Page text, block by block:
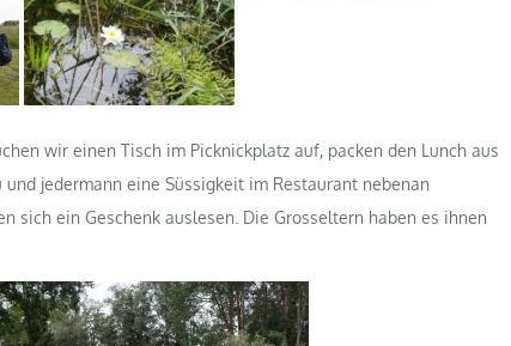
wir einen Tisch im Picknickplatz auf, packen den Lunch aus
jedermann eine Süssigkeit im Restaurant nebenan
sich ein Geschenk auslesen. Die Grosseltern haben es ihnen